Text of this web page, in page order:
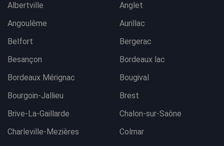
Albertville
Anglet
Angoulême
Aurillac
Belfort
Bergerac
Besançon
Bordeaux lac
Bordeaux Mérignac
Bougival
Bourgoin-Jallieu
Brest
Brive-La-Gaillarde
Chalon-sur-Saône
Charleville-Mezières
Colmar